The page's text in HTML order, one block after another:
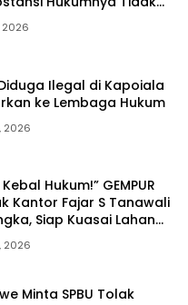
Secara Terbuka
2026
Ilegal di Kapoiala
ke Lembaga Hukum
2026
Hukum!” GEMPUR
Kantor Fajar S Tanawali
Siap Kuasai Lahan
2026
Minta SPBU Tolak